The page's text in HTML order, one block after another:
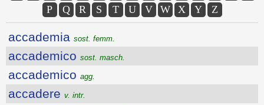
P
Q R S T U V W X Y Z
accademia sost. femm.
accademico sost. masch.
accademico agg.
accadere v. intr.